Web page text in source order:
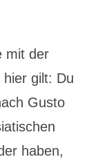
mit der
hier gilt: Du
Gusto
haben,